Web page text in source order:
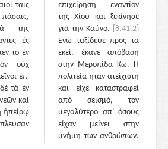
ταῖς
πάσαις,
τῆς
ἐς
τὸ ἐν
οὐχ
ἐπ᾽
τὰ ἐν
καὶ
ἠπείρῳ
επιχείρηση εναντίον
της Χίου και ξεκίνησε
για την Καύνο.
[8.41.2]
Ενώ ταξίδευε προς τα
εκεί, έκανε απόβαση
στην Μεροπίδα Κω. Η
πολιτεία ήταν ατείχιστη
και είχε καταστραφεί
από σεισμό, τον
μεγαλύτερο απ᾽ όσους
είχαν μείνει στην
μνήμη των ανθρώπων.